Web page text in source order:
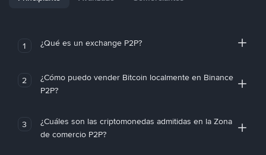
1 ¿Qué es un exchange P2P?
2
¿Cómo puedo vender Bitcoin localmente en Binance
P2P?
3
¿Cuáles son las criptomonedas admitidas en la Zona
de comercio P2P?